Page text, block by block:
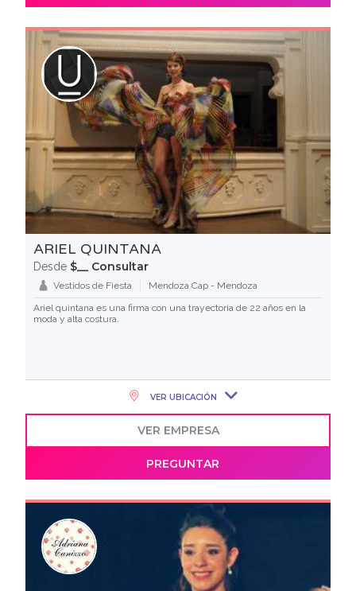
ARIEL QUINTANA
Desde $__ Consultar
Vestidos de Fiesta
Mendoza Cap - Mendoza
Ariel quintana es una firma con una trayectoria de 22 años en la
moda y alta costura.
VER UBICACIÓN
VER EMPRESA
PREGUNTAR